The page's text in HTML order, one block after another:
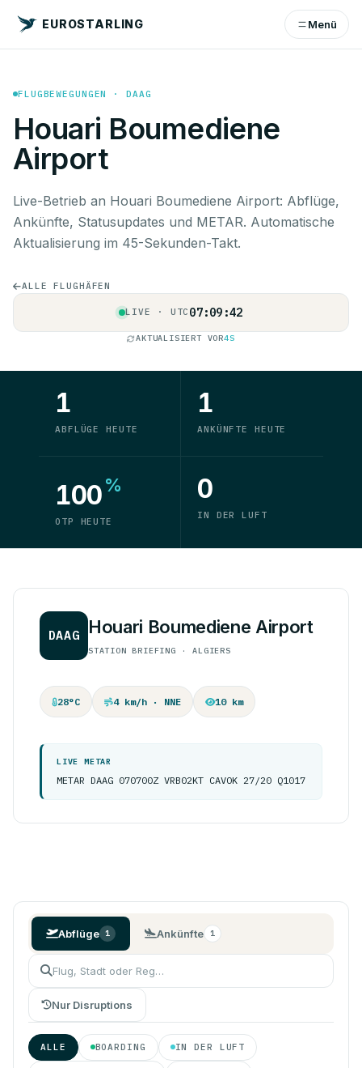
EUROSTARLING Menü
FLUGBEWEGUNGEN · DAAG
Houari Boumediene
Airport
Live-Betrieb an Houari Boumediene Airport: Abflüge,
Ankünfte, Statusupdates und METAR. Automatische
Aktualisierung im 45-Sekunden-Takt.
ALLE FLUGHÄFEN
LIVE · UTC 07:09:42
AKTUALISIERT VOR4S
1
ABFLÜGE HEUTE
1
ANKÜNFTE HEUTE
100%
OTP HEUTE
0
IN DER LUFT
DAAG Houari Boumediene Airport
STATION BRIEFING · ALGIERS
28°C 4 km/h · NNE 10 km
LIVE METAR
METAR DAAG 070700Z VRB02KT CAVOK 27/20 Q1017
Abflüge 1 Ankünfte 1
Nur Disruptions
ALLE BOARDING IN DER LUFT